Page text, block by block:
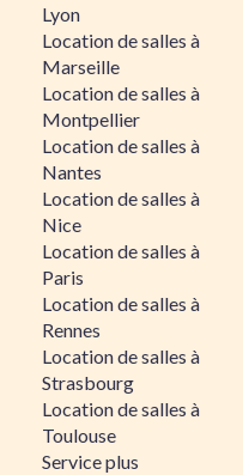
Lyon
Location de salles à
Marseille
Location de salles à
Montpellier
Location de salles à
Nantes
Location de salles à
Nice
Location de salles à
Paris
Location de salles à
Rennes
Location de salles à
Strasbourg
Location de salles à
Toulouse
Service plus